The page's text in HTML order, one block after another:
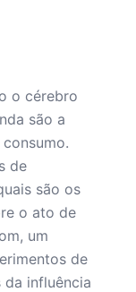
o cérebro
são a
de
são os
o ato de
um
de
influência